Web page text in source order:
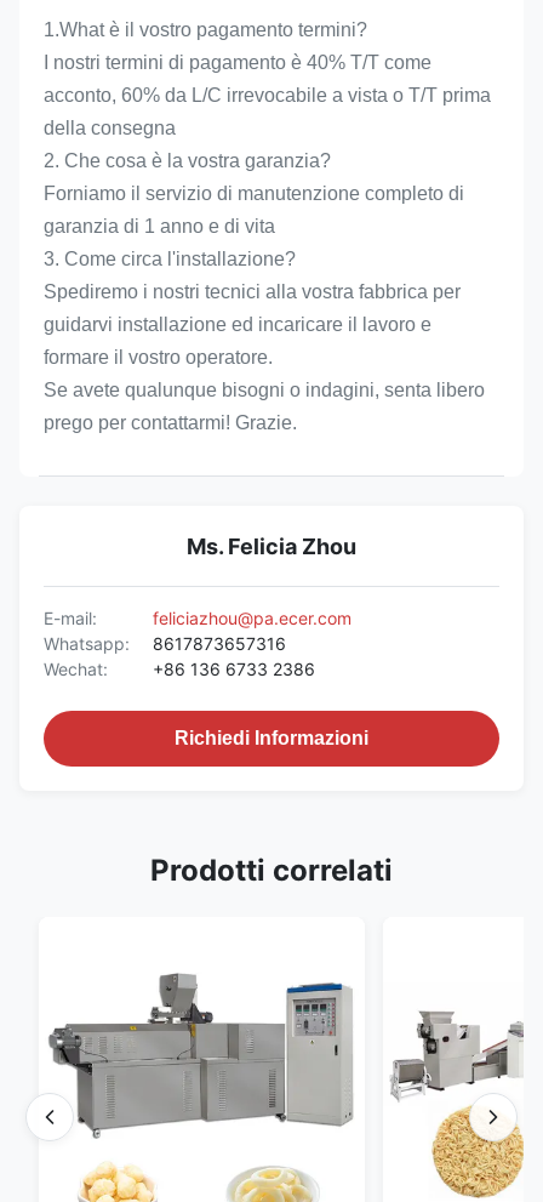
1.What è il vostro pagamento termini?
I nostri termini di pagamento è 40% T/T come
acconto, 60% da L/C irrevocabile a vista o T/T prima
della consegna
2. Che cosa è la vostra garanzia?
Forniamo il servizio di manutenzione completo di
garanzia di 1 anno e di vita
3. Come circa l'installazione?
Spediremo i nostri tecnici alla vostra fabbrica per
guidarvi installazione ed incaricare il lavoro e
formare il vostro operatore.
Se avete qualunque bisogni o indagini, senta libero
prego per contattarmi! Grazie.
Ms. Felicia Zhou
E-mail:
feliciazhou@pa.ecer.com
Whatsapp:
8617873657316
Wechat:
+86 136 6733 2386
Richiedi Informazioni
Prodotti correlati